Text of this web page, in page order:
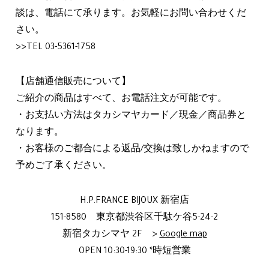
談は、電話にて承ります。お気軽にお問い合わせくだ
さい。
>>TEL 03-5361-1758
【店舗通信販売について】
ご紹介の商品はすべて、お電話注文が可能です。
・お支払い方法はタカシマヤカード／現金／商品券と
なります。
・お客様のご都合による返品/交換は致しかねますので
予めご了承ください。
H.P.FRANCE BIJOUX 新宿店
151-8580 東京都渋谷区千駄ケ谷5-24-2
新宿タカシマヤ 2F >Google map
OPEN 10:30-19:30 *時短営業